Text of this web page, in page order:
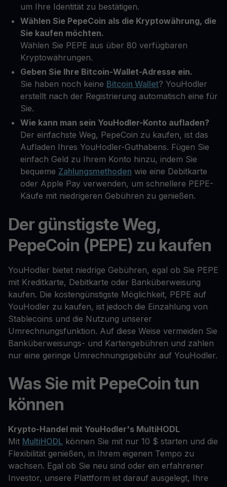
um Ihre Identität zu bestätigen.
Wählen Sie PepeCoin als die Kryptowährung, die
Sie kaufen möchten.
Wählen Sie PEPE aus über 80 verfügbaren
Kryptowährungen.
Geben Sie Ihre Bitcoin-Wallet-Adresse ein.
Sie haben noch keine Bitcoin Wallet? YouHodler
erstellt nach der Registrierung automatisch eine für
Sie.
Wie kann man sein YouHodler-Konto aufladen?
Der einfachste Weg, PepeCoin zu kaufen, ist das
Aufladen Ihres YouHodler-Guthabens. Fügen Sie
einfach Geld zu Ihrem Konto hinzu, indem Sie
bequeme Zahlungsmethoden wie eine Debitkarte
oder Apple Pay verwenden, um schnellere PEPE-
Käufe mit niedrigeren Gebühren zu genießen.
Der günstigste Weg,
PepeCoin (PEPE) zu kaufen
YouHodler bietet niedrige Gebühren, egal ob Sie PEPE
mit Kreditkarte, Debitkarte oder Banküberweisung
kaufen. Die kostengünstigste Möglichkeit, PEPE auf
YouHodler zu kaufen, ist jedoch die Einzahlung von
Stablecoins und die Nutzung unserer
Umrechnungsfunktion. Auf diese Weise vermeiden Sie
Banküberweisungs- und Kartengebühren und zahlen
nur eine geringe Umrechnungsgebühr auf YouHodler.
Was Sie mit PepeCoin tun
können
Krypto-Handel mit YouHodler's MultiHODL
Mit MultiHODL können Sie mit nur 10 $ starten und die
Flexibilität genießen, in Ihrem eigenen Tempo zu
wachsen. Egal ob Sie neu sind oder ein erfahrener
Investor, unsere Plattform ist darauf ausgelegt, Ihre